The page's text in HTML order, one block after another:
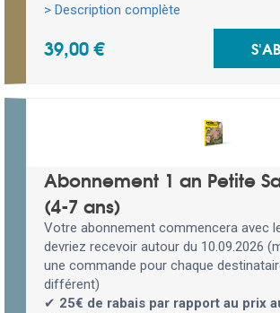
> Description complète
39,00 €
Abonnement 1 an Petite
(4-7 ans)
Votre abonnement commencera avec
devriez recevoir autour du 10.09.2026
une commande pour chaque
différent)
✔ 25€ de rabais par rapport au prix